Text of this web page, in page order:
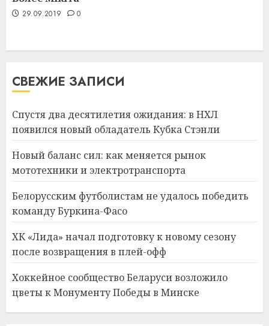
29.09.2019 0
СВЕЖИЕ ЗАПИСИ
Спустя два десятилетия ожидания: в НХЛ
появился новый обладатель Кубка Стэнли
Новый баланс сил: как меняется рынок
мототехники и электротранспорта
Белорусским футболистам не удалось победить
команду Буркина-Фасо
ХК «Лида» начал подготовку к новому сезону
после возвращения в плей-офф
Хоккейное сообщество Беларуси возложило
цветы к Монументу Победы в Минске